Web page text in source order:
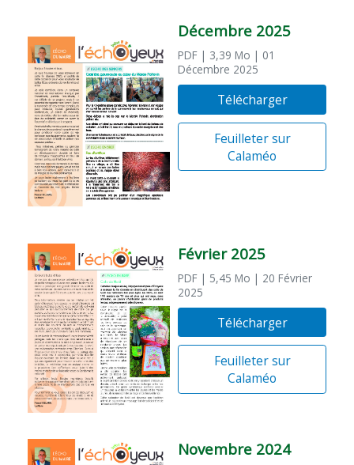
Décembre 2025
PDF | 3,39 Mo | 01
Décembre 2025
Télécharger
Feuilleter sur
Calaméo
Février 2025
PDF | 5,45 Mo | 20 Février
2025
Télécharger
Feuilleter sur
Calaméo
Novembre 2024